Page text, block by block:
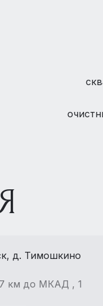
д. Тимошкино
км до МКАД , 1